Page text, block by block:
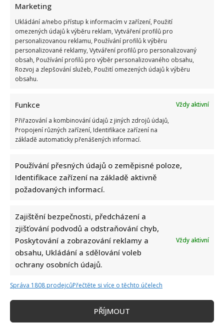
Marketing
Ukládání a/nebo přístup k informacím v zařízení, Použití
omezených údajů k výběru reklam, Vytváření profilů pro
personalizovanou reklamu, Používání profilů k výběru
personalizované reklamy, Vytváření profilů pro personalizovaný
obsah, Používání profilů pro výběr personalizovaného obsahu,
Rozvoj a zlepšování služeb, Použití omezených údajů k výběru
obsahu.
Funkce
Vždy aktivní
Přiřazování a kombinování údajů z jiných zdrojů údajů,
Propojení různých zařízení, Identifikace zařízení na
základě automaticky přenášených informací.
Používání přesných údajů o zeměpisné poloze,
Identifikace zařízení na základě aktivně
požadovaných informací.
Zajištění bezpečnosti, předcházení a
zjišťování podvodů a odstraňování chyb,
Poskytování a zobrazování reklamy a
obsahu, Ukládání a sdělování voleb
ochrany osobních údajů.
Vždy aktivní
Správa 1808 prodejcůPřečtěte si více o těchto účelech
PŘÍJMOUT